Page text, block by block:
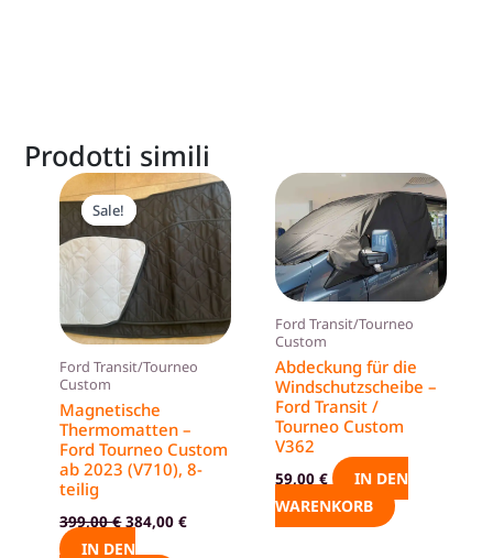
Prodotti simili
Sale!
Sale!
Ford Transit/Tourneo
Custom
Magnetische
Thermomatten –
Ford Tourneo Custom
ab 2023 (V710), 8-
teilig
399,00€
Ursprünglicher
Preis
war:
399,00 €
384,00€
Aktueller
Preis
ist:
384,00 €.
IN DEN
Ford Transit/Tourneo
Custom
Abdeckung für die
Windschutzscheibe –
Ford Transit /
Tourneo Custom
V362
59,00 €
IN DEN
WARENKORB